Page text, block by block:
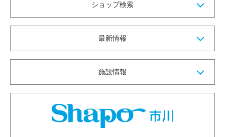
ショップ検索
最新情報
施設情報